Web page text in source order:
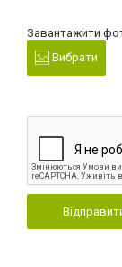
Завантажити
Вибрати